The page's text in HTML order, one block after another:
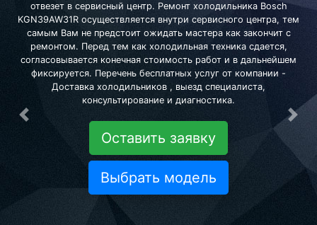
отвезет в сервисный центр. Ремонт холодильника Bosch
KGN39AW31R осуществляется внутри сервисного центра, тем
самым Вам не предстоит ожидать мастера как закончит с
ремонтом. Перед тем как холодильная техника сдается,
согласовывается конечная стоимость работ и в дальнейшем
фиксируется. Перечень бесплатных услуг от компании -
Доставка холодильников , выезд специалиста,
консультирование и диагностика.
Оставить заявку
Выбрать модель
Предыдущая